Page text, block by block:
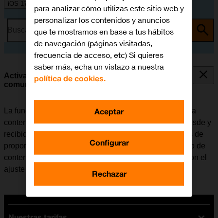
iOS 17
Busca por problema o tema
Activar o desactivar la seguridad en las
comunicaciones
La función de seguridad en las comunicaciones registra
contenido sensible de fotografías y vídeos enviados desde y
recibidos en dispositivos Apple seleccionados además de
proporcionar información y advertencias sobre este tipo de
contenido. Esta función se puede utilizar en relación con el
ajuste de Tiempo de pantalla del grupo familiar.
para analizar cómo utilizas este sitio web y
personalizar los contenidos y anuncios
que te mostramos en base a tus hábitos
de navegación (páginas visitadas,
frecuencia de acceso, etc) Si quieres
saber más, echa un vistazo a nuestra
política de cookies.
Configurar
Rechazar
Aceptar